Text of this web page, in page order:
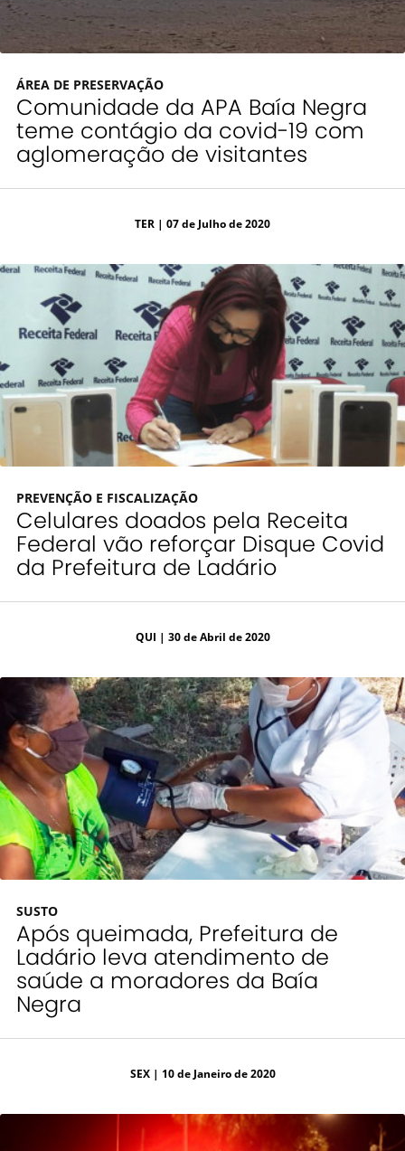
ÁREA DE PRESERVAÇÃO
Comunidade da APA Baía Negra
teme contágio da covid-19 com
aglomeração de visitantes
TER | 07 de Julho de 2020
PREVENÇÃO E FISCALIZAÇÃO
Celulares doados pela Receita
Federal vão reforçar Disque Covid
da Prefeitura de Ladário
QUI | 30 de Abril de 2020
SUSTO
Após queimada, Prefeitura de
Ladário leva atendimento de
saúde a moradores da Baía
Negra
SEX| 10 de Janeiro de 2020